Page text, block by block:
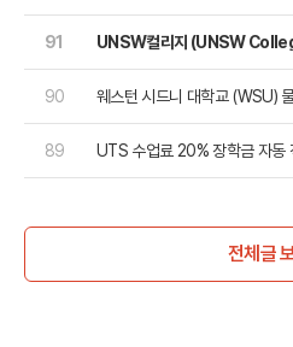
91
UNSW컬리지 (UNSW
90
웨스턴 시드니 대학교 (WSU)
89
UTS 수업료 20% 장학금 자동
전체글